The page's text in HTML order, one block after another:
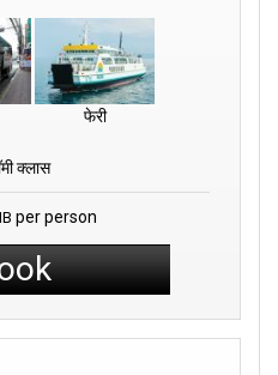
फेरी
क्लास
per person